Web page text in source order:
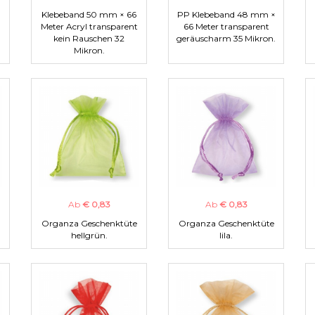
Klebeband 50 mm × 66
Meter Acryl transparent
kein Rauschen 32
Mikron.
PP Klebeband 48 mm ×
66 Meter transparent
geräuscharm 35 Mikron.
Ab € 0,83
Organza Geschenktüte
hellgrün.
Ab € 0,83
Organza Geschenktüte
lila.